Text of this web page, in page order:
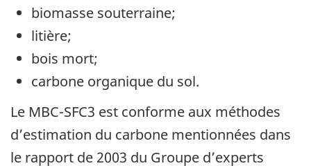
biomasse souterraine;
litière;
bois mort;
carbone organique du sol.
Le MBC-SFC3 est conforme aux méthodes
d’estimation du carbone mentionnées dans
le rapport de 2003 du Groupe d’experts